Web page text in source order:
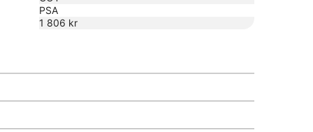
PSA
1 806 kr